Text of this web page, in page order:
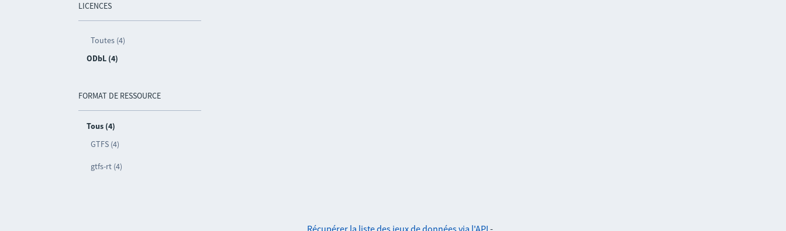
LICENCES
Toutes (4)
ODbL (4)
FORMAT DE RESSOURCE
Tous (4)
GTFS (4)
gtfs-rt (4)
Récupérer la liste des jeux de données via l'API -